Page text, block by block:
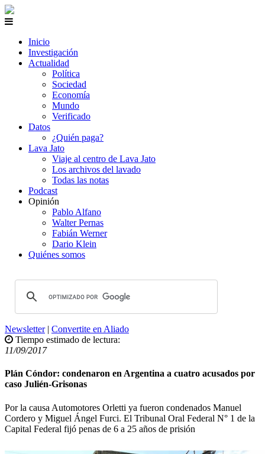
Inicio
Investigación
Actualidad
Política
Sociedad
Economía
Mundo
Verificado
Datos
¿Quién paga?
Lava Jato
Viaje al centro de Lava Jato
Los archivos del lavado
Todas las notas
Podcast
Opinión
Pablo Alfano
Walter Pernas
Fabián Werner
Dario Klein
Quiénes somos
Newsletter| Convertite en Aliado
Tiempo estimado de lectura:
11/09/2017
Plán Cóndor: condenaron en Argentina a cuatro acusados por
caso Julién-Grisonas
Por la causa Automotores Orletti ya fueron condenados Manuel
Cordero y Miguel Ángel Furci. El Tribunal Oral Federal N° 1 de la
Capital Federal fijó penas de 6 a 25 años de prisión